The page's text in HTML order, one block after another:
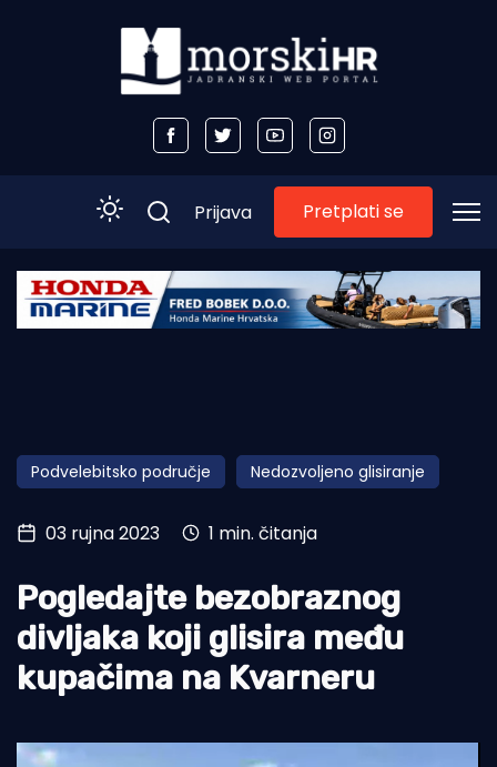
Početna
Obala
Otoci
Turizam i nautika
Pomorstvo
Ribolov
Ekologija
Prijava Pretplati se
Podvelebitsko područje Nedozvoljeno glisiranje
03 rujna 2023 1 min. čitanja
Pogledajte bezobraznog
divljaka koji glisira među
kupačima na Kvarneru